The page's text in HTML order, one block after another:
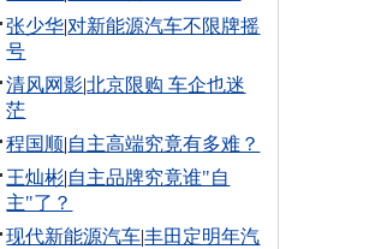
张少华|对新能源汽车不限牌摇
号
清风网影|北京限购 车企也迷
茫
程国顺|自主高端究竟有多难？
王灿彬|自主品牌究竟谁"自
主"了？
现代新能源汽车|丰田定明年汽